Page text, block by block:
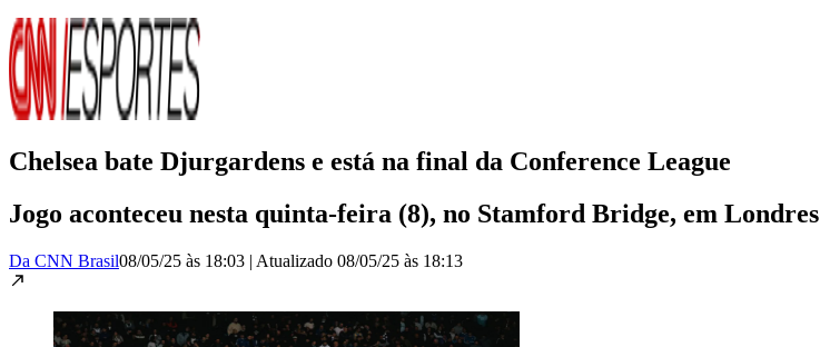
Chelsea bate Djurgardens e está na final da Conference League
Jogo aconteceu nesta quinta-feira (8), no Stamford Bridge, em Londres
Da CNN Brasil08/05/25 às 18:03 | Atualizado 08/05/25 às 18:13